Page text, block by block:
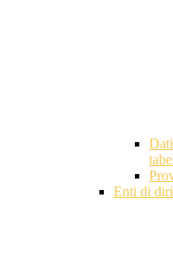
Enti di